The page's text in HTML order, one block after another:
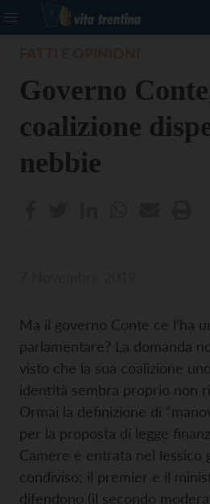
Governo
coalizione
nebbie
Ma il governo Conte ce l’ha
parlamentare? La domanda
visto che la sua coalizione
identità sembra proprio non
Ormai la definizione di
per la proposta di legge
Camere è entrata nel lessico
condiviso: il premier e il
difendono (il secondo